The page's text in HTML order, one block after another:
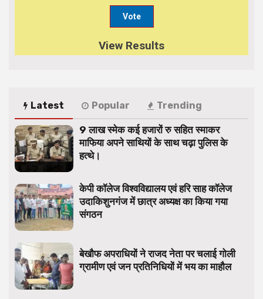
View Results
Latest Popular Trending
9 लाख स्मेक कई हजारों रु सहित स्माकर
माफिया अपने साथियों के साथ चढ़ा पुलिस के
हत्थे।
केपी कॉलेज विश्वविद्यालय एवं हरि साह कॉलेज
उदाकिशुनगंज में छात्र अध्यक्ष का किया गया
संगठन
बेखौफ अपराधियों ने राजद नेता पर चलाई गोली
ग्रामीण एवं जन प्रतिनिधियों में भय का माहौल